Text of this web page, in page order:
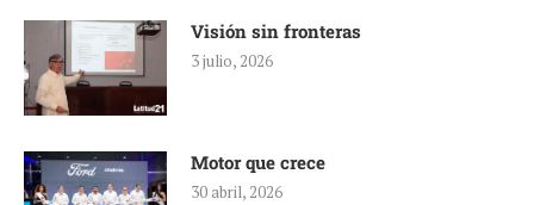
Visión sin fronteras
3 julio, 2026
Motor que crece
30 abril, 2026